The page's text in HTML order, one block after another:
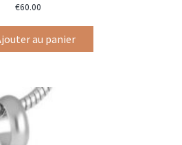
€60.00
au panier